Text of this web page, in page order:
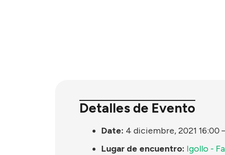
Detalles de Evento
Date: 4 diciembre, 2021 16:00
Lugar de encuentro: Igollo -